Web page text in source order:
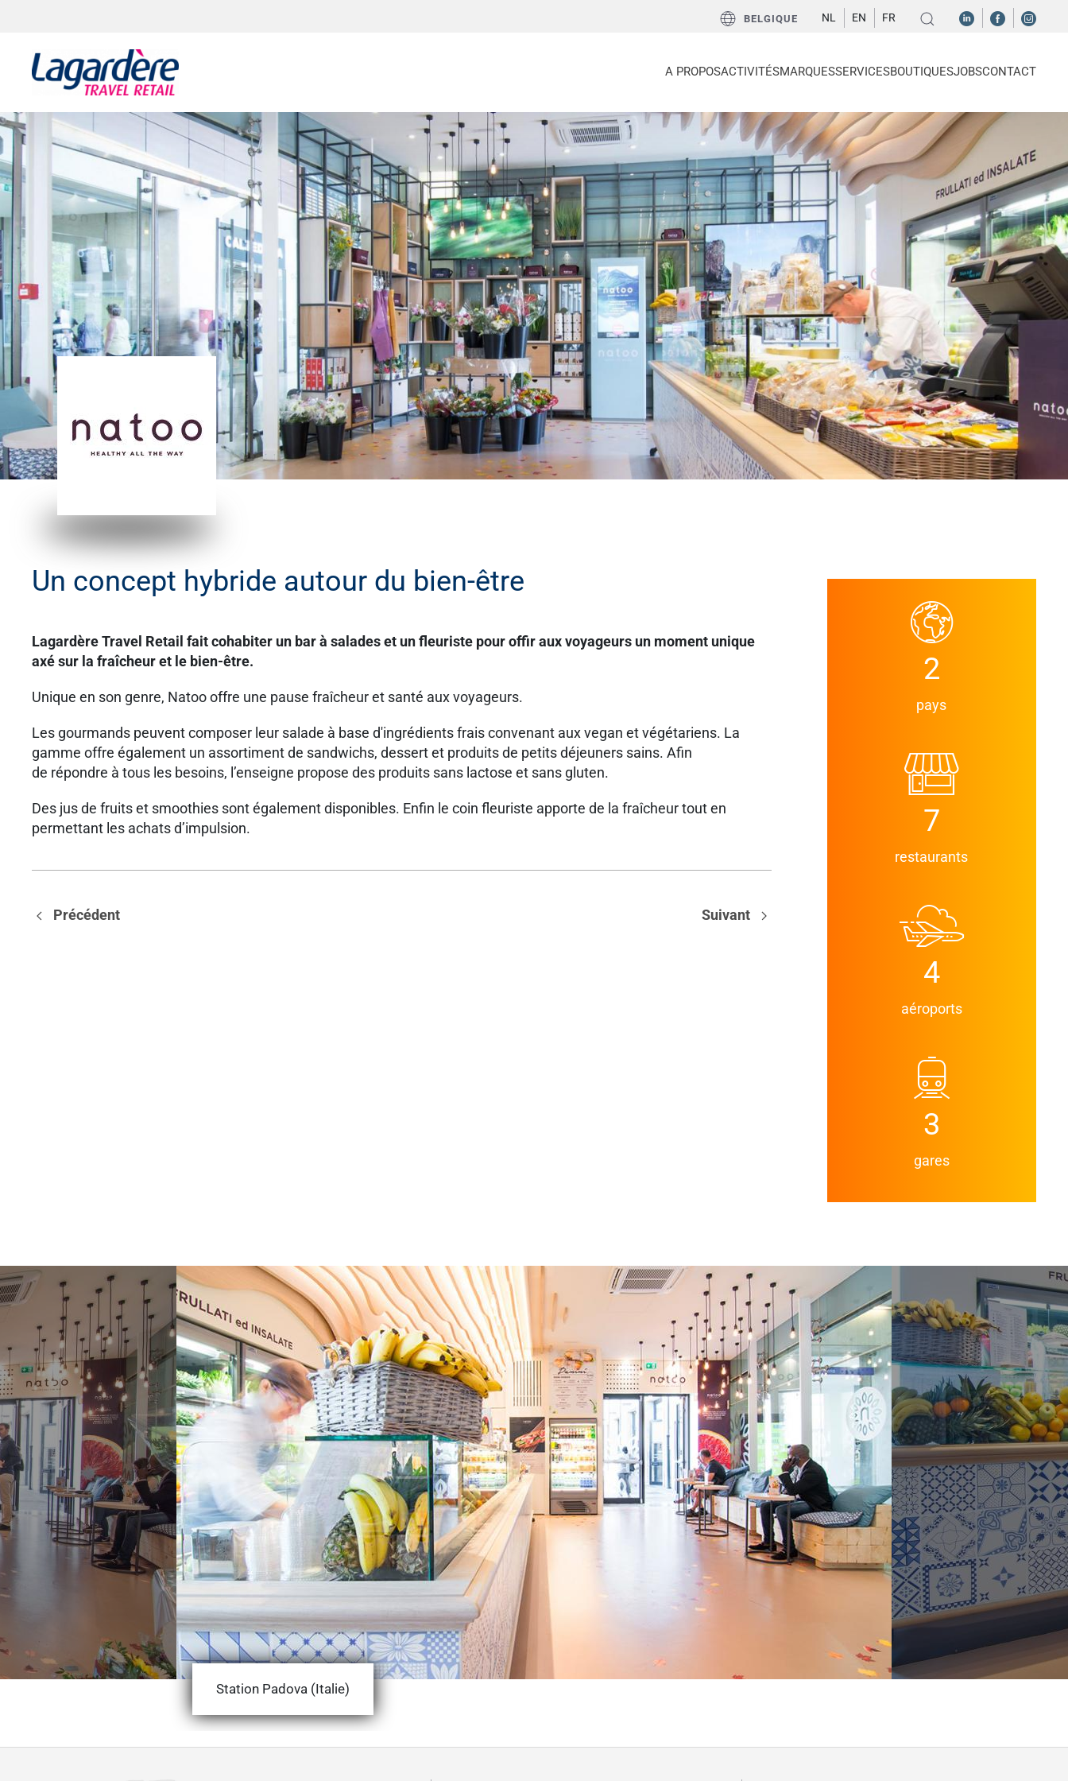
Aller au pied de page
BELGIQUE NL EN FR
A PROPOSACTIVITÉSMARQUESSERVICESBOUTIQUESJOBSCONTACT
Un concept hybride autour du bien-être
Lagardère Travel Retail fait cohabiter un bar à salades et un fleuriste pour offir aux voyageurs un moment unique
axé sur la fraîcheur et le bien-être.
Unique en son genre, Natoo offre une pause fraîcheur et santé aux voyageurs.
Les gourmands peuvent composer leur salade à base d'ingrédients frais convenant aux vegan et végétariens. La
gamme offre également un assortiment de sandwichs, dessert et produits de petits déjeuners sains. Afin
de répondre à tous les besoins, l’enseigne propose des produits sans lactose et sans gluten.
Des jus de fruits et smoothies sont également disponibles. Enfin le coin fleuriste apporte de la fraîcheur tout en
permettant les achats d’impulsion.
Précédent Suivant
2
pays
7
restaurants
4
aéroports
3
gares
Station Padova (Italie)